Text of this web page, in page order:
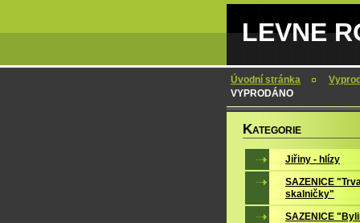
LEVNE
Úvodní stránka
VYPRODÁNO
KATEGORIE
Jiřiny - hlízy
SAZENICE
skalničky"
SAZENICE